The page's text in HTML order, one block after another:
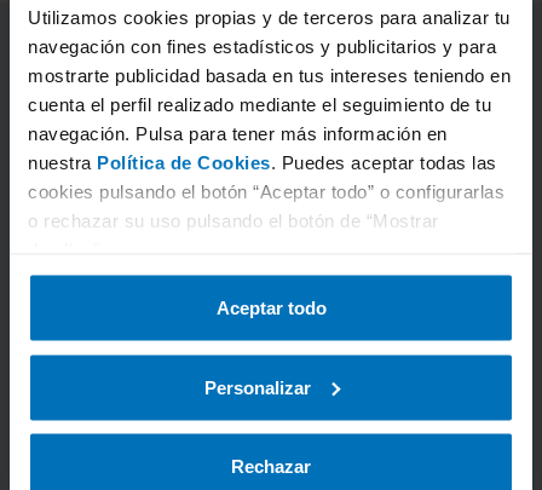
Utilizamos cookies propias y de terceros para analizar tu
navegación con fines estadísticos y publicitarios y para
mostrarte publicidad basada en tus intereses teniendo en
cuenta el perfil realizado mediante el seguimiento de tu
navegación. Pulsa para tener más información en
nuestra Política de Cookies . Puedes aceptar todas las
cookies pulsando el botón “Aceptar todo” o configurarlas
o rechazar su uso pulsando el botón de “Mostrar
Aceptar todo
Personalizar
Rechazar
Cita previa ITV Navalcarnero®